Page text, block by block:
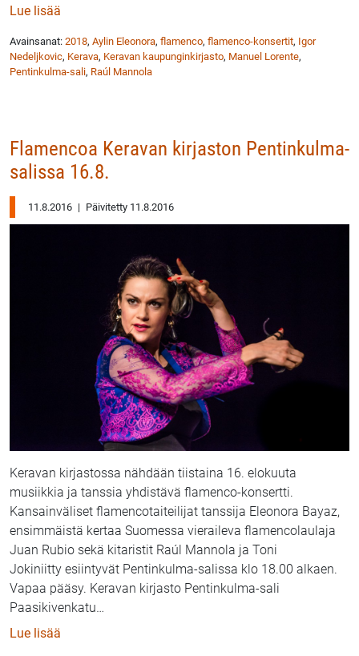
Lue lisää
Avainsanat: 2018, Aylin Eleonora, flamenco, flamenco-konsertit, Igor
Nedeljkovic, Kerava, Keravan kaupunginkirjasto, Manuel Lorente,
Pentinkulma-sali, Raúl Mannola
Flamencoa Keravan kirjaston Pentinkulma-
salissa 16.8.
11.8.2016 | Päivitetty 11.8.2016
Keravan kirjastossa nähdään tiistaina 16. elokuuta
musiikkia ja tanssia yhdistävä flamenco-konsertti.
Kansainväliset flamencotaiteilijat tanssija Eleonora Bayaz,
ensimmäistä kertaa Suomessa vieraileva flamencolaulaja
Juan Rubio sekä kitaristit Raúl Mannola ja Toni
Jokiniitty esiintyvät Pentinkulma-salissa klo 18.00 alkaen.
Vapaa pääsy. Keravan kirjasto Pentinkulma-sali
Paasikivenkatu …
Lue lisää